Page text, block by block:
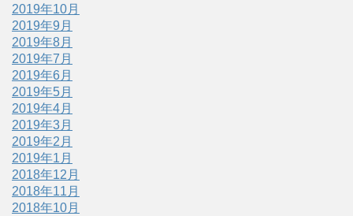
2019年10月
2019年9月
2019年8月
2019年7月
2019年6月
2019年5月
2019年4月
2019年3月
2019年2月
2019年1月
2018年12月
2018年11月
2018年10月